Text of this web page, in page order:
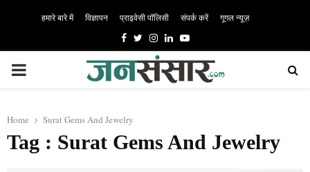
हमारे बारे में विज्ञापन प्राइवेसी पॉलिसी संपर्क करें गूगल न्यूज़
Facebook
TwitterInstagram
LinkedinYoutube
PRIMARY
Home Surat Gems And Jewelry
Tag : Surat Gems And Jewelry